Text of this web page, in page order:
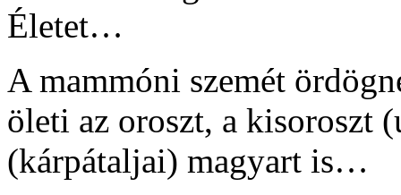
Életet…
A mammóni szemét
öleti az oroszt, a kisoroszt
(kárpátaljai) magyart is…